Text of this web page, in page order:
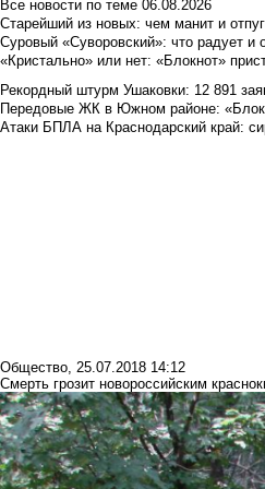
Все новости по теме 06.08.2026
Старейший из новых: чем манит и
Суровый «Суворовский»: что радует
«Кристально» или нет: «Блокнот»
Рекордный штурм Ушаковки: 12 891
Передовые ЖК в Южном районе:
Атаки БПЛА на Краснодарский край:
Общество, 25.07.2018 14:12
Смерть грозит новороссийским